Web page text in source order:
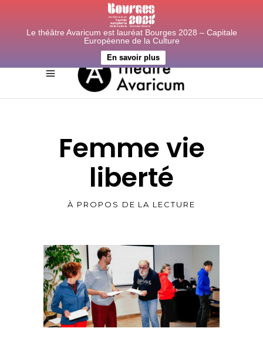
Le théâtre Avaricum est lauréat Bourges 2028 – Capitale
Européenne de la Culture
En savoir plus
Femme vie
liberté
À PROPOS DE LA LECTURE